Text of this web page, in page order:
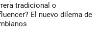
tradicional o
El nuevo dilema de